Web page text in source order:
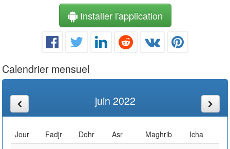
Installer l'application
Calendrier mensuel
juin 2022
Jour Fadjr Dohr Asr Maghrib
Icha